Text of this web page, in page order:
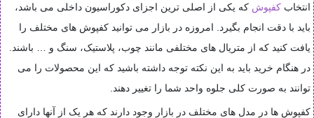
انتخاب کفپوش که یکی از اصلی ترین اجزای دکوراسیون داخلی می باشد،
باید با دقت انجام بگیرد. امروزه در بازار می توانید کفپوش های مختلف را
یافت کنید که از متریال های مختلفی مانند چوب، پلاستیک، سنگ و … باشند.
در هنگام خرید باید به این نکته توجه داشته باشید که این محصولات را می
توانند به صورت کلی جلوه واحد شما را تغییر دهند
کفپوش ها در مدل های مختلف در بازار وجود دارند که هر یک از آنها دارای